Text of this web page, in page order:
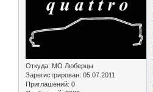
Откуда: МО Люберцы
Зарегистрирован: 05.07.2011
Приглашений: 0